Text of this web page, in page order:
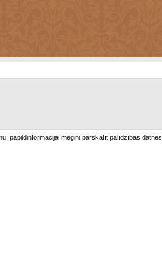
papildinformācijai mēģini pārskatīt palīdzības datnes.